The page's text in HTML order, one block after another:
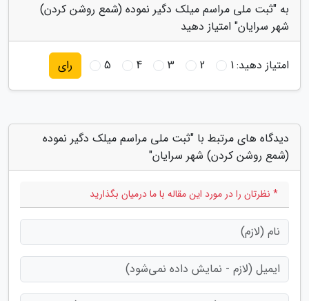
به "ثبت ملی مراسم میلک دگیر نموده (شمع روشن کردن)
شهر سرایان" امتیاز دهید
امتیاز دهید:1
2
3
4
5 رای
دیدگاه های مرتبط با "ثبت ملی مراسم میلک دگیر نموده
(شمع روشن کردن) شهر سرایان"
* نظرتان را در مورد این مقاله با ما درمیان بگذارید